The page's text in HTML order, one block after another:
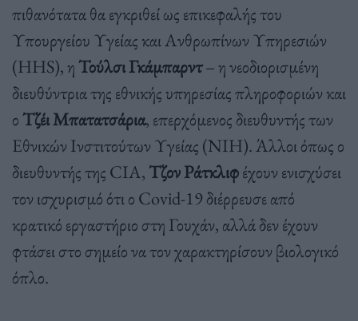
πιθανότατα θα εγκριθεί ως επικεφαλής του
Υπουργείου Υγείας και Ανθρωπίνων Υπηρεσιών
(HHS), η Τούλσι Γκάμπαρντ– η νεοδιορισμένη
διευθύντρια της εθνικής υπηρεσίας πληροφοριών και
ο Τζέι Μπατατσάρια, επερχόμενος διευθυντής των
Εθνικών Ινστιτούτων Υγείας (NIH). Άλλοι όπως ο
διευθυντής της CIA, Τζον Ράτκλιφέχουν ενισχύσει
τον ισχυρισμό ότι ο Covid-19 διέρρευσε από
κρατικό εργαστήριο στη Γουχάν, αλλά δεν έχουν
φτάσει στο σημείο να τον χαρακτηρίσουν βιολογικό
όπλο.